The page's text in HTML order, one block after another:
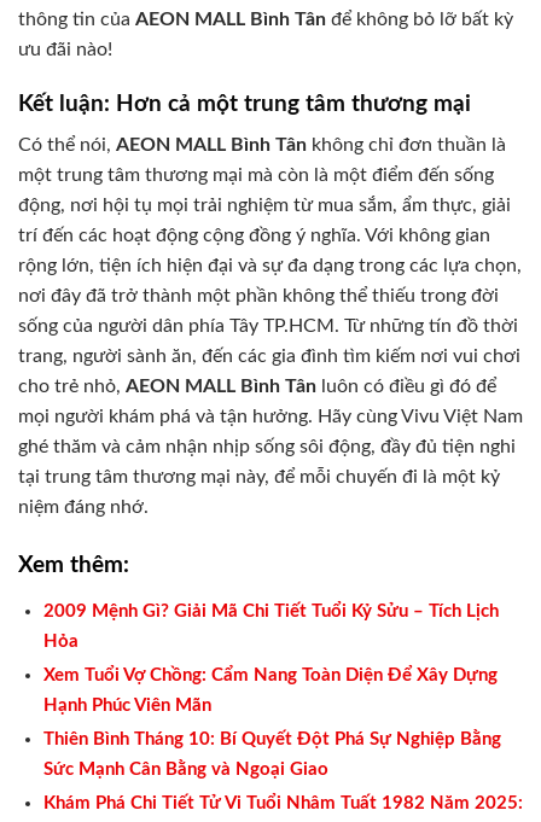
thông tin của AEON MALL Bình Tân để không bỏ lỡ bất kỳ
ưu đãi nào!
Kết luận: Hơn cả một trung tâm thương mại
Có thể nói, AEON MALL Bình Tân không chỉ đơn thuần là
một trung tâm thương mại mà còn là một điểm đến sống
động, nơi hội tụ mọi trải nghiệm từ mua sắm, ẩm thực, giải
trí đến các hoạt động cộng đồng ý nghĩa. Với không gian
rộng lớn, tiện ích hiện đại và sự đa dạng trong các lựa chọn,
nơi đây đã trở thành một phần không thể thiếu trong đời
sống của người dân phía Tây TP.HCM. Từ những tín đồ thời
trang, người sành ăn, đến các gia đình tìm kiếm nơi vui chơi
cho trẻ nhỏ, AEON MALL Bình Tân luôn có điều gì đó để
mọi người khám phá và tận hưởng. Hãy cùng Vivu Việt Nam
ghé thăm và cảm nhận nhịp sống sôi động, đầy đủ tiện nghi
tại trung tâm thương mại này, để mỗi chuyến đi là một kỷ
niệm đáng nhớ.
Xem thêm:
2009 Mệnh Gì? Giải Mã Chi Tiết Tuổi Kỷ Sửu – Tích Lịch
Hỏa
Xem Tuổi Vợ Chồng: Cẩm Nang Toàn Diện Để Xây Dựng
Hạnh Phúc Viên Mãn
Thiên Bình Tháng 10: Bí Quyết Đột Phá Sự Nghiệp Bằng
Sức Mạnh Cân Bằng và Ngoại Giao
Khám Phá Chi Tiết Tử Vi Tuổi Nhâm Tuất 1982 Năm 2025: